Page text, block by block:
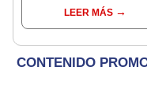
veranos más fríos de la
historia: sigue bajo
LEER MÁS